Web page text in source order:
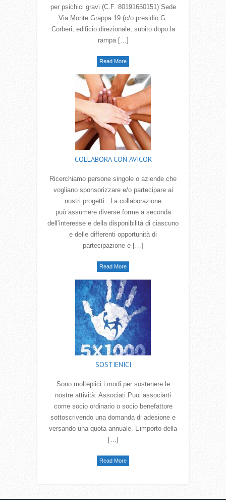
per psichici gravi (C.F. 80191650151) Sede
Via Monte Grappa 19 (c/o presidio G.
Corberi, edificio direzionale, subito dopo la
rampa […]
Read More
COLLABORA CON AVICOR
Ricerchiamo persone singole o aziende che
vogliano sponsorizzare e/o partecipare ai
nostri progetti. La collaborazione
può assumere diverse forme a seconda
dell‛interesse e della disponibilità di ciascuno
e delle differenti opportunità di
partecipazione e […]
Read More
SOSTIENICI
Sono molteplici i modi per sostenere le
nostre attività: Associati Puoi associarti
come socio ordinario o socio benefattore
sottoscrivendo una domanda di adesione e
versando una quota annuale. L’importo della
[…]
Read More